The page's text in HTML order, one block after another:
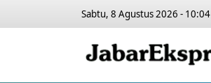
Sabtu, 8 Agustus 2026 - 10:04